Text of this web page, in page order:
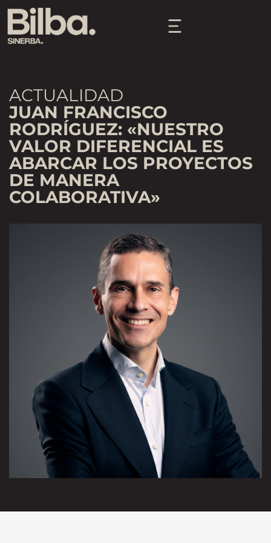
ACTUALIDAD
JUAN FRANCISCO
RODRÍGUEZ: «NUESTRO
VALOR DIFERENCIAL ES
ABARCAR LOS PROYECTOS
DE MANERA
COLABORATIVA»